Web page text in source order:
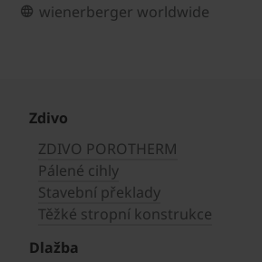
wienerberger worldwide
Zdivo
ZDIVO POROTHERM
Pálené cihly
Stavební překlady
Těžké stropní konstrukce
Dlažba